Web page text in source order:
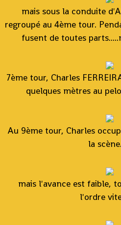
mais sous la conduite
regroupé au 4ème tour.
fusent de toutes
7ème tour, Charles
quelques mètres au
Au 9ème tour, Charles
la
mais l'avance est faible,
l'ordre